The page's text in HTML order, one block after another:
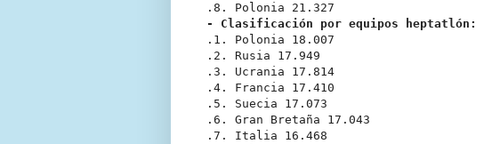
- Clasificación por equipos heptatlón:
.1. Polonia 18.007
.2. Rusia 17.949
.3. Ucrania 17.814
.4. Francia 17.410
.5. Suecia 17.073
.6. Gran Bretaña 17.043
.7. Italia 16.468